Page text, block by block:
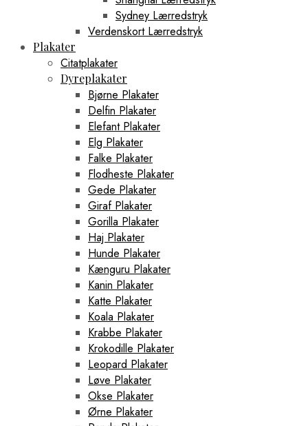
Sydney Lærredstryk
Verdenskort Lærredstryk
Plakater
Citatplakater
Dyreplakater
Bjørne Plakater
Delfin Plakater
Elefant Plakater
Elg Plakater
Falke Plakater
Flodheste Plakater
Gede Plakater
Giraf Plakater
Gorilla Plakater
Haj Plakater
Hunde Plakater
Kænguru Plakater
Kanin Plakater
Katte Plakater
Koala Plakater
Krabbe Plakater
Krokodille Plakater
Leopard Plakater
Løve Plakater
Okse Plakater
Ørne Plakater